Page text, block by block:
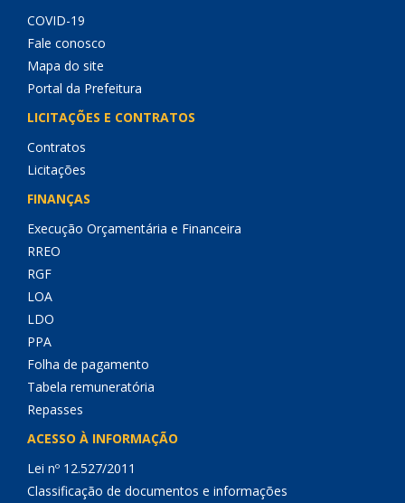
COVID-19
Fale conosco
Mapa do site
Portal da Prefeitura
LICITAÇÕES E CONTRATOS
Contratos
Licitações
FINANÇAS
Execução Orçamentária e Financeira
RREO
RGF
LOA
LDO
PPA
Folha de pagamento
Tabela remuneratória
Repasses
ACESSO À INFORMAÇÃO
Lei nº 12.527/2011
Classificação de documentos e informações